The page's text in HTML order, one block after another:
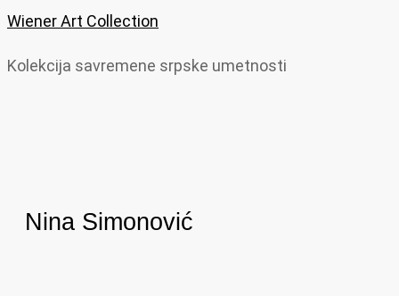
Wiener Art Collection
Kolekcija savremene srpske umetnosti
Nina Simonović